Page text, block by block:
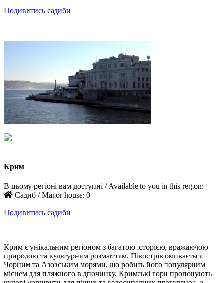
Подивитись садиби
Крим
В цьому регіоні вам доступні / Available to you in this region:
Садиб / Manor house: 0
Подивитись садиби
Крим є унікальним регіоном з багатою історією, вражаючою
природою та культурним розмаїттям. Півострів омивається
Чорним та Азовським морями, що робить його популярним
місцем для пляжного відпочинку. Кримські гори пропонують